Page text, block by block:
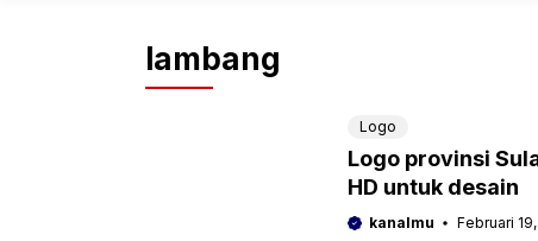
lambang
Logo
Logo provinsi
HD untuk desain
kanalmu Februari